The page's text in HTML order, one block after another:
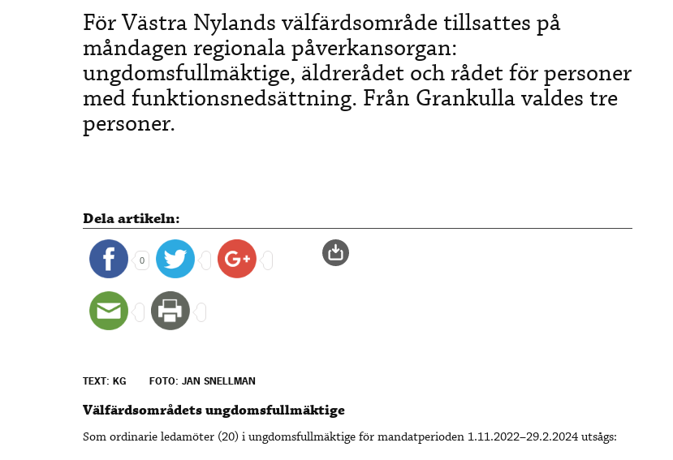
För Västra Nylands välfärdsområde tillsattes på
måndagen regionala påverkansorgan:
ungdomsfullmäktige, äldrerådet och rådet för personer
med funktionsnedsättning. Från Grankulla valdes tre
personer.
Dela artikeln:
0
TEXT: KG FOTO: JAN SNELLMAN
Välfärdsområdets ungdomsfullmäktige
Som ordinarie ledamöter (20) i ungdomsfullmäktige för mandatperioden 1.11.2022–29.2.2024 utsågs: